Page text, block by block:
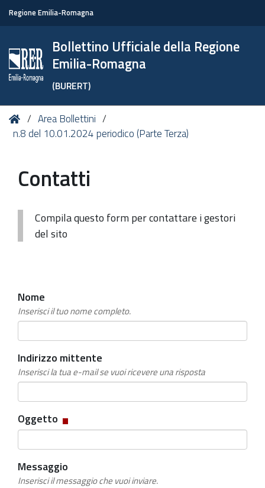
Regione Emilia-Romagna
Bollettino Ufficiale della Regione
Emilia-Romagna
(BURERT)
Tu
sei
HomeArea Bollettini
n.8 del 10.01.2024 periodico (Parte Terza)
Contatti
Compila questo form per contattare i gestori
del sito
Nome
Inserisci il tuo nome completo.
Indirizzo mittente
Inserisci la tua e-mail se vuoi ricevere una risposta
Oggetto Campo
obbligatorio
Messaggio
Inserisci il messaggio che vuoi inviare.